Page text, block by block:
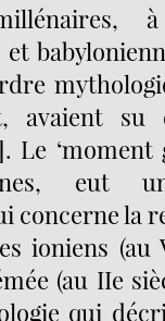
avaient su
. Le ‘moment
eut
concerne la
ioniens (au
(au IIe
qui